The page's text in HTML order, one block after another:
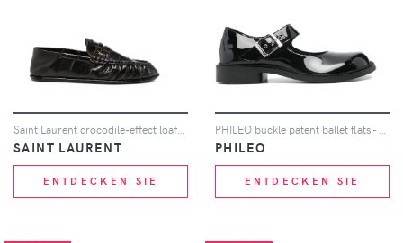
SAINT LAURENT
ENTDECKEN SIE
PHILEO
ENTDECKEN SIE